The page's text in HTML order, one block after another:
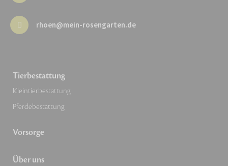
rhoen@mein-rosengarten.de
Tierbestattung
Kleintierbestattung
Pferdebestattung
Vorsorge
Über uns